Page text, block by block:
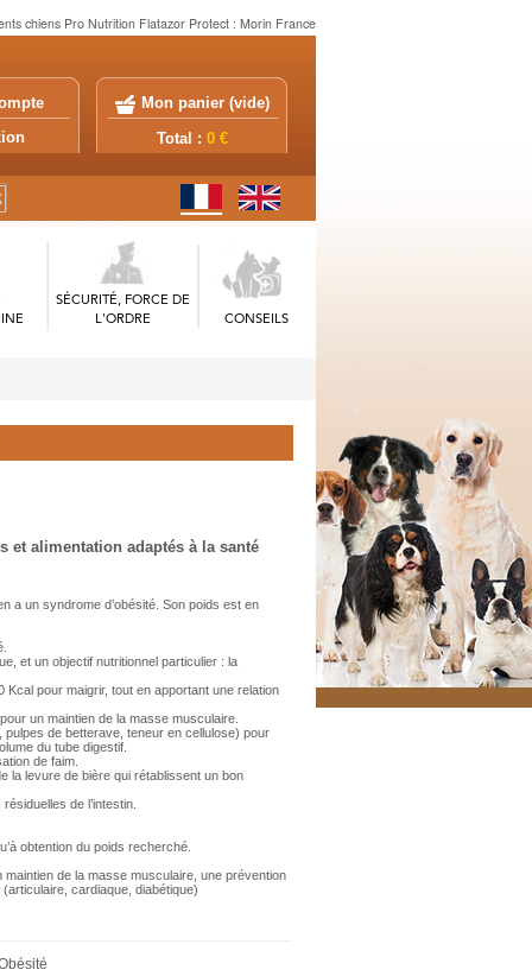
chiens Pro Nutrition Flatazor Protect : Morin France
Mon panier (vide)
Total : 0 €
SÉCURITÉ, FORCE DE
L'ORDRE
CONSEILS
et alimentation adaptés à la santé
a un syndrome d’obésité. Son poids est en
et un objectif nutritionnel particulier : la
pour maigrir, tout en apportant une relation
un maintien de la masse musculaire.
de betterave, teneur en cellulose) pour
du tube digestif.
de faim.
la levure de bière qui rétablissent un bon
de l’intestin.
obtention du poids recherché.
de la masse musculaire, une prévention
cardiaque, diabétique)